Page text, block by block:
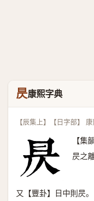
昃康熙字典
【辰集上】【日字部】
【集
昃之離
又【豐卦】日中則昃